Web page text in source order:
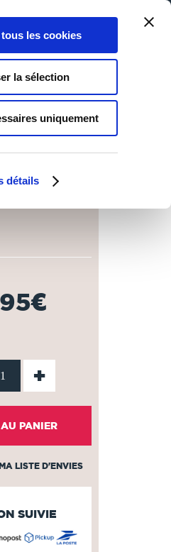
détails
les cookies
la sélection
uniquement
0
Panier
0
+
PANIER
LISTE D'ENVIES
SUIVIE